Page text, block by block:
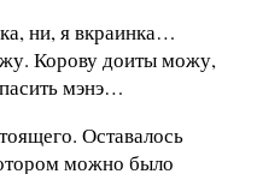
ни, я вкраинка…
Корову доиты можу,
мэнэ…
Оставалось
можно было